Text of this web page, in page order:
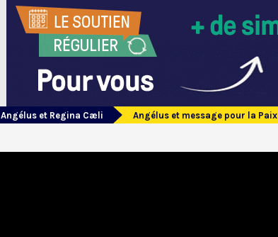
Angélus et Regina Cæli Angélus et message pour la Paix